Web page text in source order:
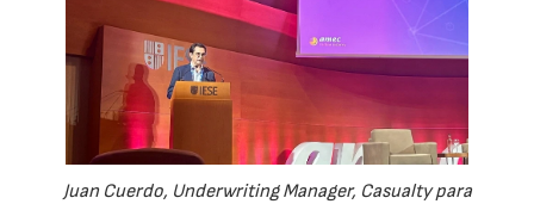
Juan Cuerdo, Underwriting Manager, Casualty para